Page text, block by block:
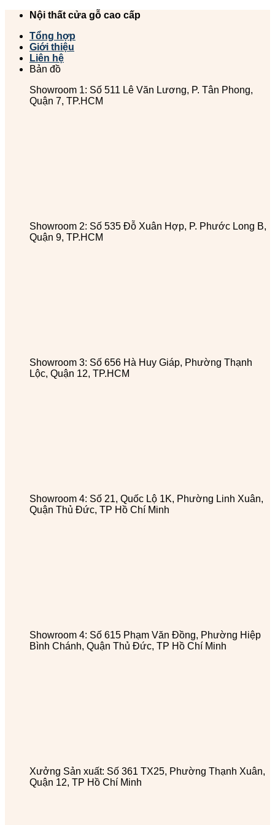
Chuyển
dung
Nội thất cửa gỗ cao cấp
Tổng hợp
Giới thiệu
Liên hệ
Bản đồ
Showroom 1: Số 511 Lê Văn Lương, P. Tân Phong,
Quận 7, TP.HCM
Showroom 2: Số 535 Đỗ Xuân Hợp, P. Phước Long B,
Quận 9, TP.HCM
Showroom 3: Số 656 Hà Huy Giáp, Phường Thạnh
Lộc, Quận 12, TP.HCM
Showroom 4: Số 21, Quốc Lộ 1K, Phường Linh Xuân,
Quận Thủ Đức, TP Hồ Chí Minh
Showroom 4: Số 615 Phạm Văn Đồng, Phường Hiệp
Bình Chánh, Quận Thủ Đức, TP Hồ Chí Minh
Xưởng Sản xuất: Số 361 TX25, Phường Thạnh Xuân,
Quận 12, TP Hồ Chí Minh